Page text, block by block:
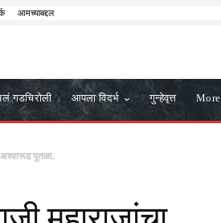
आमच्याबद्दल
गडचिरोली आपला विदर्भ गुन्हेवृत्त More
अश्वारूढ पुतळा.